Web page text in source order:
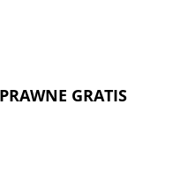
GRATIS